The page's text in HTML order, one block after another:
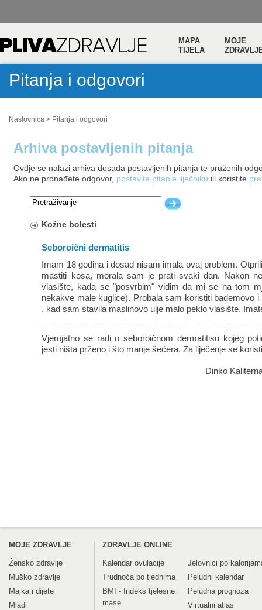
MAPA
TIJELA
MOJE
Pitanja i odgovori
Naslovnica > Pitanja i odgovori
Arhiva postavljenih pitanja
Ovdje se nalazi arhiva dosada postavljenih pitanja te pruženih
Ako ne pronađete odgovor, postavite pitanje liječniku ili koristite
Kožne bolesti
Seboroični dermatitis
Imam 18 godina i dosad nisam imala ovaj problem.
mastiti kosa, morala sam je prati svaki dan. Nakon
vlasište, kada se "posvrbim" vidim da mi se na tom
nekakve male kuglice). Probala sam koristiti bademovo
, kad sam stavila maslinovo ulje malo peklo vlasište.
Vjerojatno se radi o seboroičnom dermatitisu kojeg
jesti ništa prženo i što manje šećera. Za liječenje se
Dinko
MOJE ZDRAVLJE
Žensko zdravlje
Muško zdravlje
Majka i dijete
Mladi
ZDRAVLJE ONLINE
Kalendar ovulacije
Trudnoća po tjednima
BMI - Indeks tjelesne
mase
Jelovnici po
Peludni kalendar
Peludna prognoza
Virtualni atlas